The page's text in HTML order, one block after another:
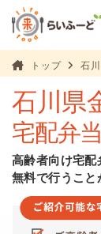
トップ 石
石川県
宅配弁当
高齢者向け宅配
無料で行うこと